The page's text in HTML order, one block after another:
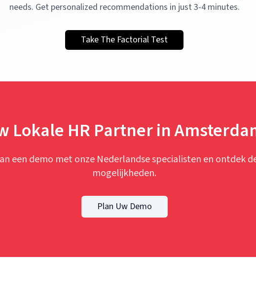
needs. Get personalized recommendations in just 3-4 minutes.
Take The Factorial Test
Lokale HR Partner in
een demo met onze Nederlandse specialisten en ontdek
mogelijkheden.
Plan Uw Demo